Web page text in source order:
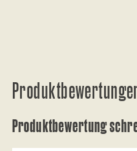
Produktbewertung